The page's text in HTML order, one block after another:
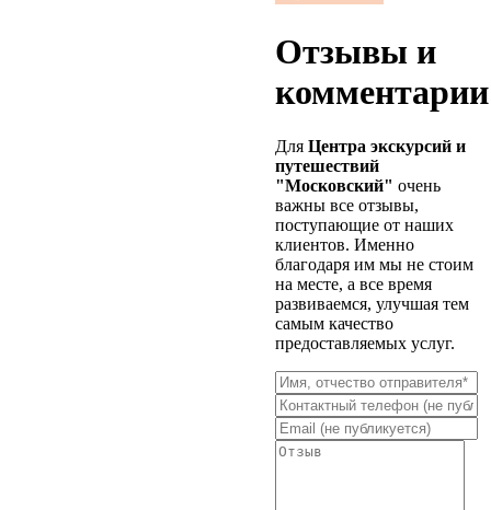
Отзывы и
комментарии
Для Центра экскурсий и
путешествий
"Московский" очень
важны все отзывы,
поступающие от наших
клиентов. Именно
благодаря им мы не стоим
на месте, а все время
развиваемся, улучшая тем
самым качество
предоставляемых услуг.